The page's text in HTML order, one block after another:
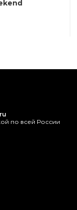
по всей России